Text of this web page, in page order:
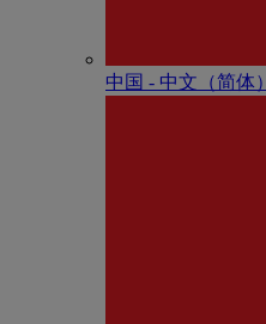
中国 - 中⽂（简体）